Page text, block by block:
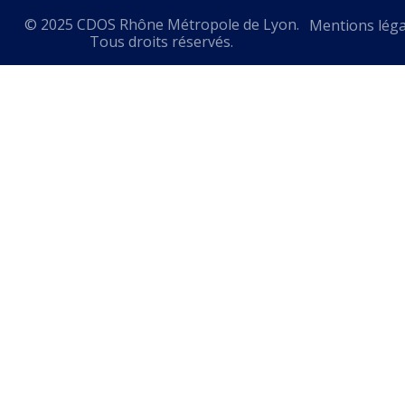
© 2025 CDOS Rhône Métropole de Lyon.
Tous droits réservés.
Mentions